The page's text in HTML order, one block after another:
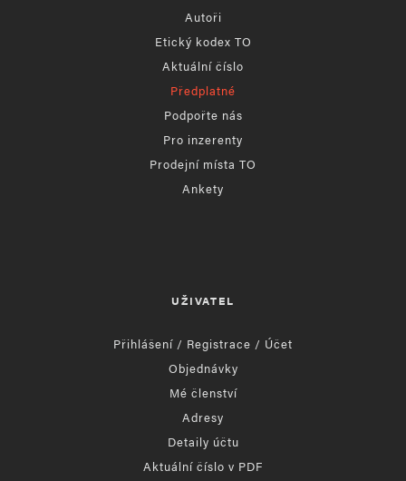
Autoři
Etický kodex TO
Aktuální číslo
Předplatné
Podpořte nás
Pro inzerenty
Prodejní místa TO
Ankety
UŽIVATEL
Přihlášení / Registrace / Účet
Objednávky
Mé členství
Adresy
Detaily účtu
Aktuální číslo v PDF